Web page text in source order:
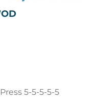
5-5-5-5-5